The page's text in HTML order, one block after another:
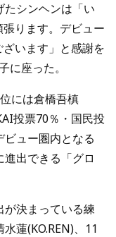
シンヘンは「い
ります。デビュー
います」と感謝を
に座った。
には倉橋吾槙
投票70％・国民投
ュー圏内となる
出できる「グロ
が決まっている練
蓮(KO.REN)、11